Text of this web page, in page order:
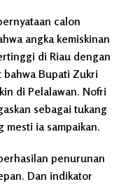
calon
angka kemiskinan
di Riau dengan
bahwa Bupati Zukri
di Pelalawan. Nofri
sebagai tukang
mesti ia sampaikan.
penurunan
Dan indikator